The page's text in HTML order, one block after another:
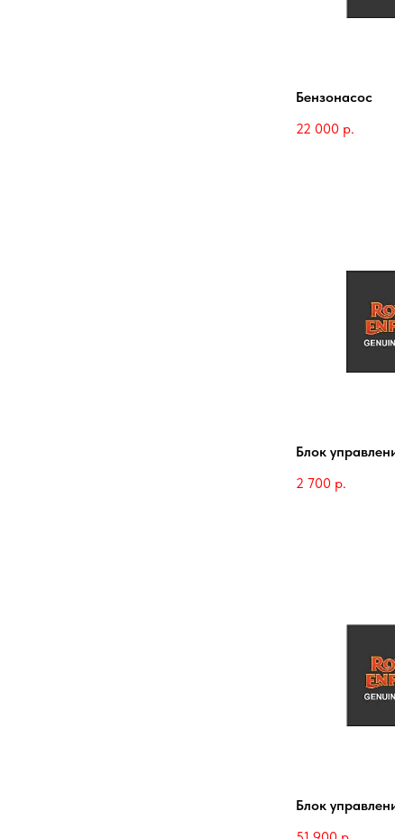
Бензонасос
22 000 р.
Блок
2 700 р.
Блок